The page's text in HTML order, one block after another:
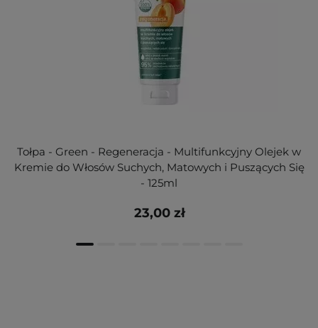
Tołpa - Green - Regeneracja - Multifunkcyjny Olejek w
Kremie do Włosów Suchych, Matowych i Puszących Się
- 125ml
23,00 zł